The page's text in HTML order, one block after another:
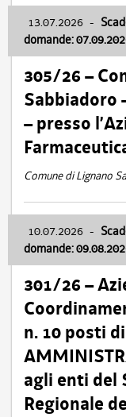
13.07.2026 -
domande:
305/26 –
Sabbiadoro
– presso
Comune di Lignano
10.07.2026 -
domande:
301/26 –
n. 10 posti
agli enti del
Regionale